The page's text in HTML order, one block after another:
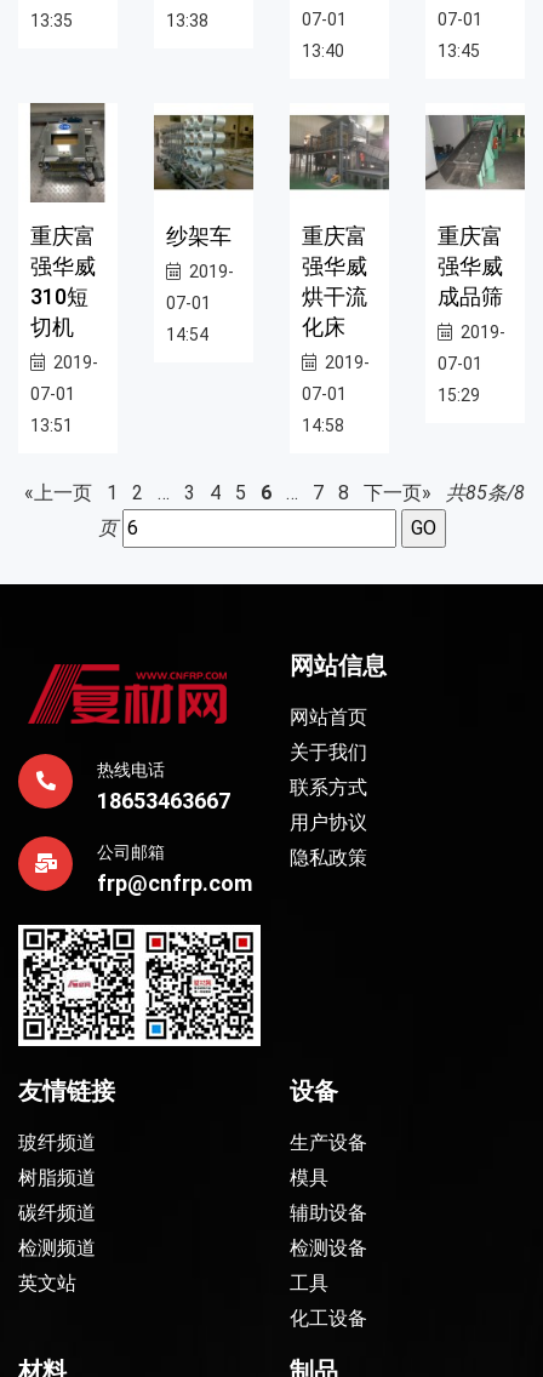
13:35
13:38
07-01
13:40
07-01
13:45
重庆富
强华威
310短
切机
2019-
07-01
13:51
纱架车
2019-
07-01
14:54
重庆富
强华威
烘干流
化床
2019-
07-01
14:58
重庆富
强华威
成品筛
2019-
07-01
15:29
«上一页 1 2 … 3 4 5 6 … 7 8 下一页»
共85条/8
页
热线电话
18653463667
公司邮箱
frp@cnfrp.com
网站信息
网站首页
关于我们
联系方式
用户协议
隐私政策
友情链接
玻纤频道
树脂频道
碳纤频道
检测频道
英文站
设备
生产设备
模具
辅助设备
检测设备
工具
化工设备
材料 制品